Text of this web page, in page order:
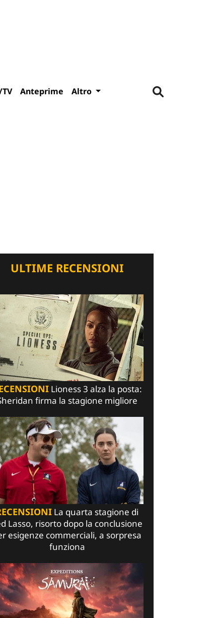
Anteprime Altro
ULTIME RECENSIONI
Lioness 3 alza la posta:
firma la stagione migliore
La quarta stagione di
Lasso, risorto dopo la conclusione
esigenze commerciali, a sorpresa
funziona